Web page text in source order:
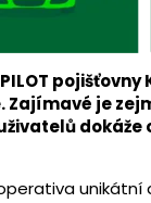
je
unikátní